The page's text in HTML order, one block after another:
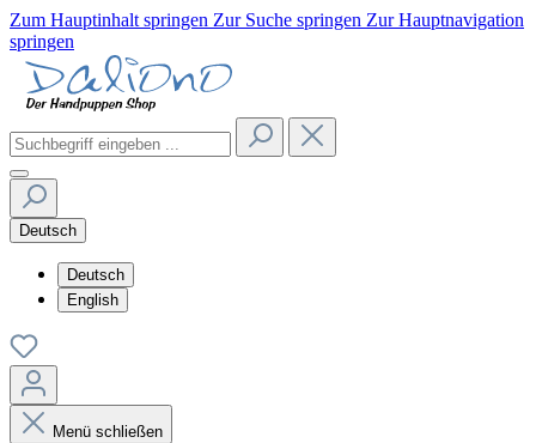
Zum Hauptinhalt springen Zur Suche springen Zur Hauptnavigation
springen
Deutsch
Deutsch
English
Menü schließen